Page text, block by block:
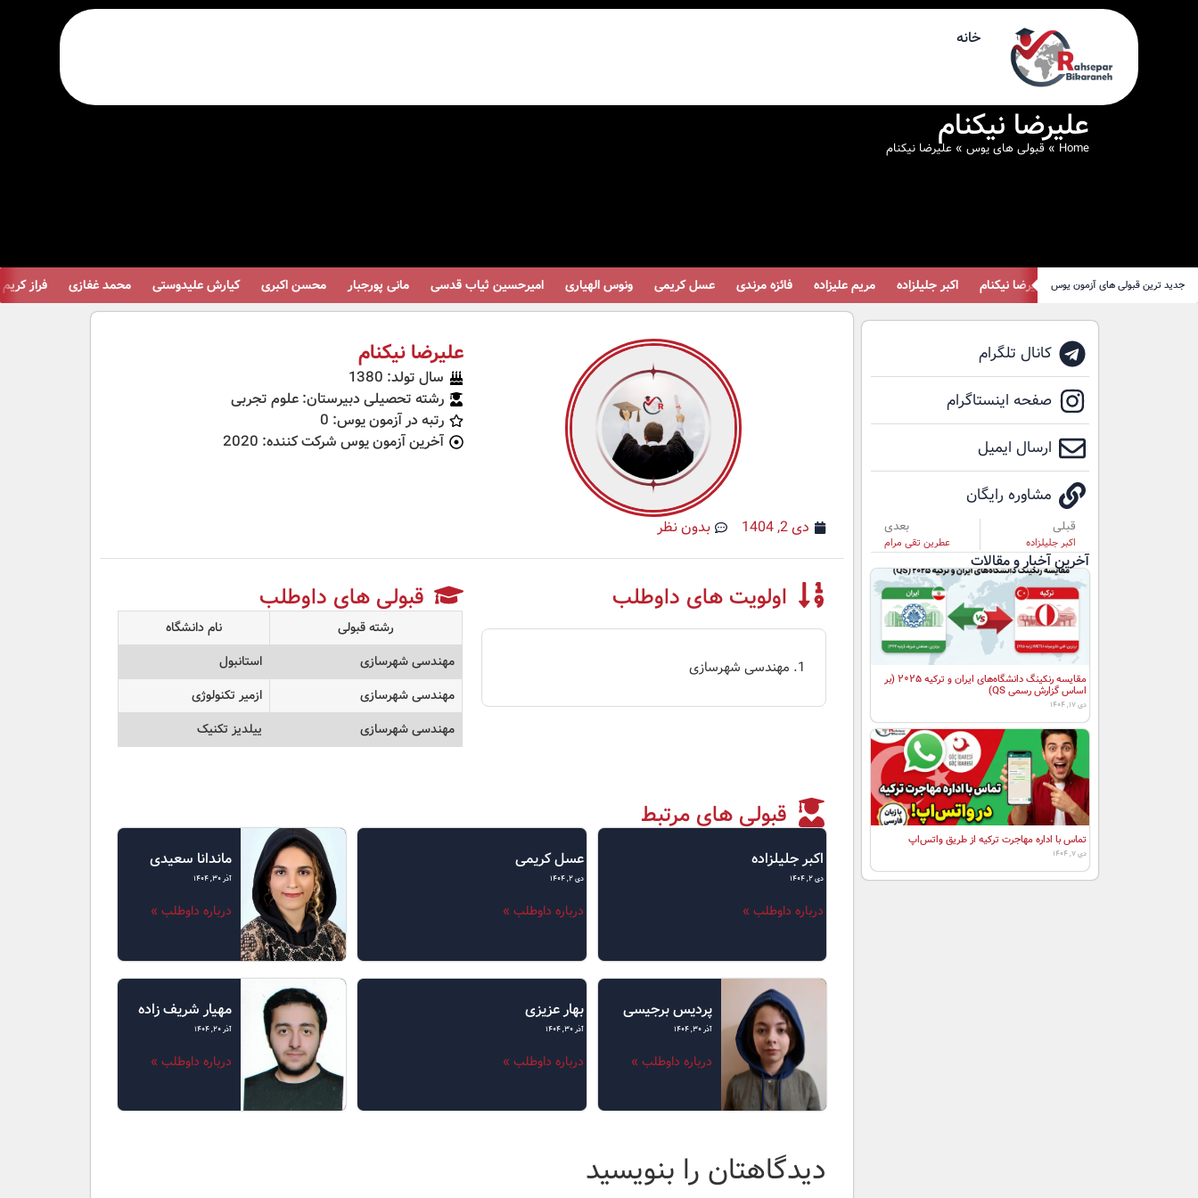
خانه
علیرضا نیکنام
Home
» قبولی های یوس » علیرضا نیکنام
جدید ترین قبولی های آزمون یوسعلیرضا نیکنام اکبر جلیلزاده مریم علیزاده فائزه مرندی عسل کریمی ونوس الهیاری امیرحسین ثیاب قدسی مانی پورجبار محسن اکبری کیارش علیدوستی محمد غفازی فراز کریم
کانال تلگرام
صفحه اینستاگرام
ارسال ایمیل
مشاوره رایگان
قبلی
اکبر جلیلزاده
بعدی
عطرین تقی مرام
آخرین آخبار و مقالات
مقایسه رنکینگ دانشگاه‌های ایران و ترکیه ۲۰۲۵ (بر
اساس گزارش رسمی QS)
دی ۱۷, ۱۴۰۴
تماس با اداره مهاجرت ترکیه از طریق واتس‌اپ
دی ۷, ۱۴۰۴
دی 2, 1404 بدون نظر
علیرضا نیکنام
سال تولد: 1380
رشته تحصیلی دبیرستان: علوم تجربی
رتبه در آزمون یوس: 0
آخرین آزمون یوس شرکت کننده: 2020
اولویت های داوطلب
مهندسی شهرسازی
قبولی های داوطلب
رشته قبولی
نام دانشگاه
مهندسی شهرسازی
استانبول
مهندسی شهرسازی
ازمیر تکنولوژی
مهندسی شهرسازی
ییلدیز تکنیک
قبولی های مرتبط
اکبر جلیلزاده
دی ۲, ۱۴۰۴
درباره داوطلب »
عسل کریمی
دی ۲, ۱۴۰۴
درباره داوطلب »
ماندانا سعیدی
آذر ۳۰, ۱۴۰۴
درباره داوطلب »
پردیس برجیسی
آذر ۳۰, ۱۴۰۴
درباره داوطلب »
بهار عزیزی
آذر ۳۰, ۱۴۰۴
درباره داوطلب »
مهیار شریف زاده
آذر ۲۰, ۱۴۰۴
درباره داوطلب »
دیدگاهتان را بنویسید